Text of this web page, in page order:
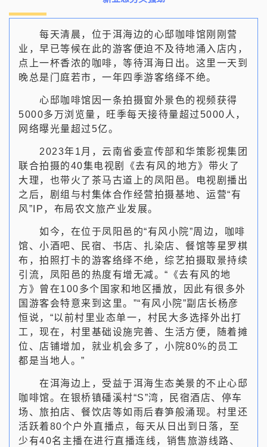
每天清晨，位于洱海边的心邸咖啡馆刚刚营
业，早已等候在此的游客便迫不及待地涌入店内，
点上一杯香浓的咖啡，等待洱海日出。这里一天到
晚总是门庭若市，一年四季游客络绎不绝。
心邸咖啡馆因一条拍摄窗外景色的视频获得
5000多万浏览量，旺季每天接待量超过5000人，
网络曝光量超过5亿。
2023年1月，云南省委宣传部和华策影视集团
联合拍摄的40集电视剧《去有风的地方》带火了
大理，也带火了茶马古道上的凤阳邑。电视剧播出
之后，剧组与村集体合作经营拍摄基地、运营“有
风”IP，布局农文旅产业发展。
如今，在位于凤阳邑的“有风小院”周边，咖啡
馆、小酒吧、民宿、书店、扎染店、餐馆等星罗棋
布，拍照打卡的游客络绎不绝，综艺拍摄取景持续
引流，凤阳邑的热度有增无减。“《去有风的地
方》曾在100多个国家和地区播放，因此有很多外
国游客会特意来到这里。”“有风小院”副店长杨彦
恒说，“以前村里业态单一，村民大多选择外出打
工，现在，村里基础设施完善、生活方便，随着摊
位、店铺增加，就业机会多了，小院80%的员工
都是当地人。”
在洱海边上，受益于洱海生态美景的不止心邸
咖啡馆。在银桥镇磻溪村“S”湾，民宿酒店、停车
场、旅拍店、餐饮店等如雨后春笋般涌现。村里还
活跃着80个户外直播点，每天从日出到日落，至
少有40名主播在进行直播连线，销售旅游线路、